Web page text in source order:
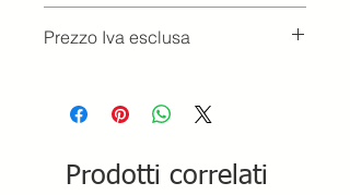
Prezzo Iva esclusa
Prodotti correlati